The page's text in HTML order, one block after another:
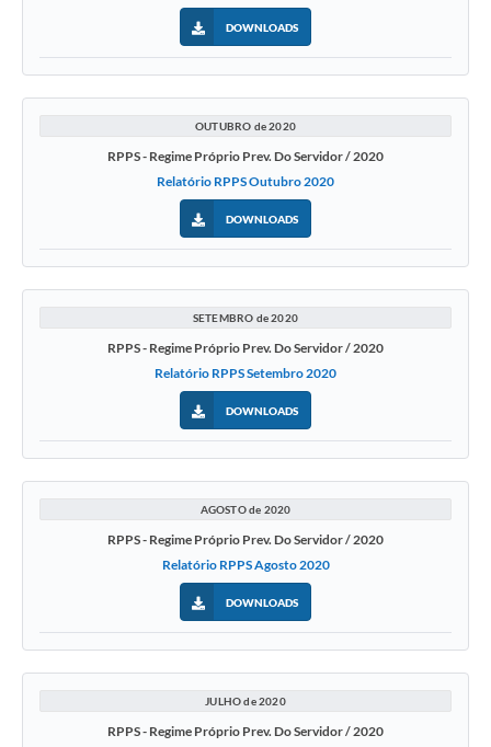
DOWNLOADS
OUTUBRO de 2020
RPPS - Regime Próprio Prev. Do Servidor / 2020
Relatório RPPS Outubro 2020
DOWNLOADS
SETEMBRO de 2020
RPPS - Regime Próprio Prev. Do Servidor / 2020
Relatório RPPS Setembro 2020
DOWNLOADS
AGOSTO de 2020
RPPS - Regime Próprio Prev. Do Servidor / 2020
Relatório RPPS Agosto 2020
DOWNLOADS
JULHO de 2020
RPPS - Regime Próprio Prev. Do Servidor / 2020